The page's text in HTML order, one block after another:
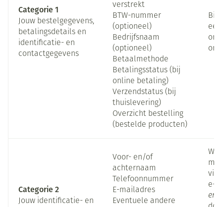
Categorie 1
Jouw bestelgegevens,
betalingsdetails en
identificatie- en
contactgegevens
verstrekt
BTW-nummer
(optioneel)
Bedrijfsnaam
(optioneel)
Betaalmethode
Betalingsstatus (bij
online betaling)
Verzendstatus (bij
thuislevering)
Overzicht bestelling
(bestelde producten)
Bij
Categorie 2
Jouw identificatie- en
Voor- en/of
achternaam
Telefoonnummer
E-mailadres
Eventuele andere
via
e-